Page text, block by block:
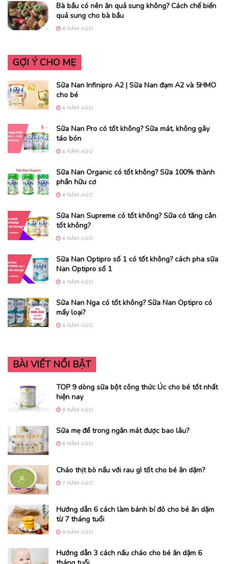
Bà bầu có nên ăn quả sung không? Cách chế biến
quả sung cho bà bầu
6 NĂM AGO
GỢI Ý CHO MẸ
Sữa Nan Infinipro A2 | Sữa Nan đạm A2 và 5HMO
cho bé
4 NĂM AGO
Sữa Nan Pro có tốt không? Sữa mát, không gây
táo bón
4 NĂM AGO
Sữa Nan Organic có tốt không? Sữa 100% thành
phần hữu cơ
4 NĂM AGO
Sữa Nan Supreme có tốt không? Sữa có tăng cân
tốt không?
4 NĂM AGO
Sữa Nan Optipro số 1 có tốt không? cách pha sữa
Nan Optipro số 1
4 NĂM AGO
Sữa Nan Nga có tốt không? Sữa Nan Optipro có
mấy loại?
4 NĂM AGO
BÀI VIẾT NỔI BẬT
TOP 9 dòng sữa bột công thức Úc cho bé tốt nhất
hiện nay
6 NĂM AGO
Sữa mẹ để trong ngăn mát được bao lâu?
8 NĂM AGO
Cháo thịt bò nấu với rau gì tốt cho bé ăn dặm?
7 NĂM AGO
Hướng dẫn 6 cách làm bánh bí đỏ cho bé ăn dặm
từ 7 tháng tuổi
6 NĂM AGO
Hướng dẫn 3 cách nấu cháo cho bé ăn dặm 6